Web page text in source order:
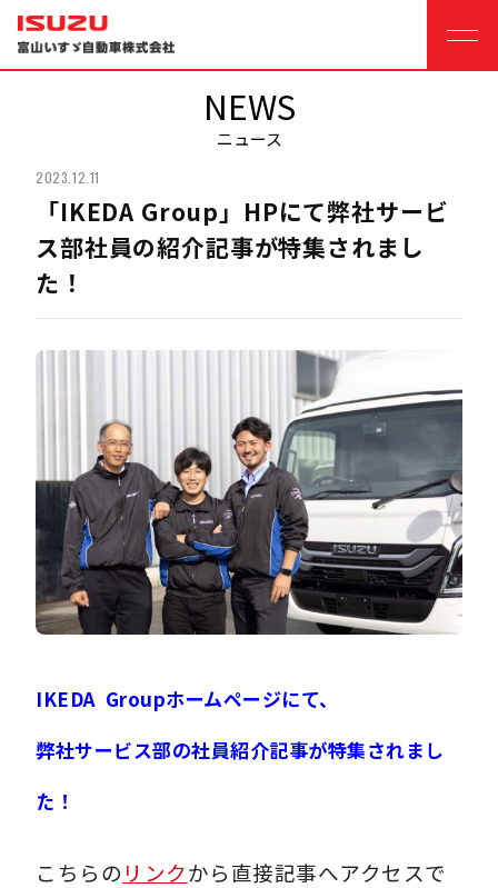
NEWS
ニュース
2023.12.11
「IKEDA Group」HPにて弊社サービ
ス部社員の紹介記事が特集されまし
た！
IKEDA Groupホームページにて、
弊社サービス部の社員紹介記事が特集されまし
た！
こちらの リンクから直接記事へアクセスで